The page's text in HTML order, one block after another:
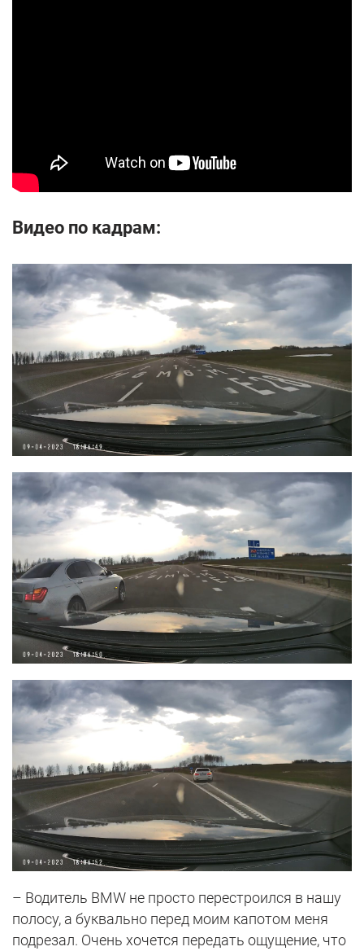
Видео по кадрам:
– Водитель BMW не просто перестроился в нашу
полосу, а буквально перед моим капотом меня
подрезал. Очень хочется передать ощущение, что